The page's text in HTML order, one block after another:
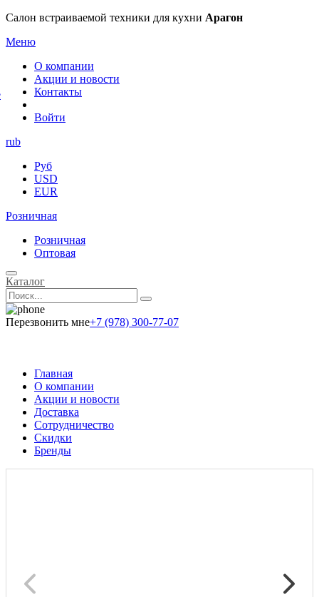
Салон встраиваемой техники для кухни Арагон
Меню
О компании
Акции и новости
Контакты
Войти
rub
Руб
USD
EUR
Розничная
Розничная
Оптовая
Каталог
Перезвонить мне+7 (978) 300-77-07
Главная
О компании
Акции и новости
Доставка
Сотрудничество
Скидки
Бренды